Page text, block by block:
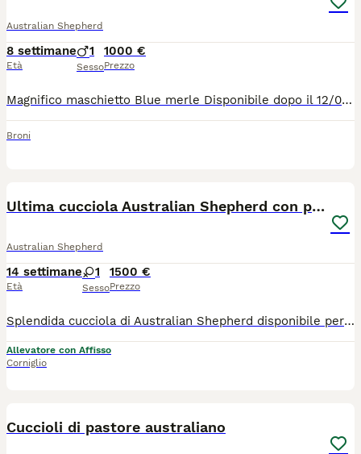
Australian Shepherd
8 settimane
Età
1
Sesso
1000 €
Prezzo
Magnifico maschietto Blue merle Disponibile dopo il 12/08/26 ma se ci fosse bisogno può rimanere in asilo con i fratelli e aspettarvi dopo le ferie! Genitori con pedigree Enci lastre certificate e test genetici effettuati Il cucciolo sarà ceduto con: Microchip I vaccino Visita veterinaria SVERMINAZIONE completa Test giardia Pedigree enci
Broni
Ultima cucciola Australian Shepherd con pedigree
Australian Shepherd
14 settimane
Età
1
Sesso
1500 €
Prezzo
Splendida cucciola di Australian Shepherd disponibile per famiglia amorevole. Nata il 02/05/2026 da genitori testati per le patologie di razza, lastrati ufficialmente, con visita oculistica e multi campioni di bellezza. I piccoli sono cresciuti in ambiente casalingo, socializzati con persone di ogni età ed altri animali. Rimane disponibile alla prenotazione: - femmina Red tricolor coda lunga, 3 mesi. Già pronta per il ritiro, molto educata e socievole, verrà consegnata con il ciclo vaccinale completo (3 vaccini), chip, pedigree, sverminata, libretto sanitario con test delle feci eseguito prima della consegna, copie di tutti i documenti sanitari dei genitori, puppy kit. Andate a visitare il nostro sito The Promised Land Australian Shepherd, non esitate a contattarci per video e info.
Allevatore con Affisso
Corniglio
Cuccioli di pastore australiano